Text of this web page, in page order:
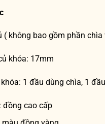
( không bao gồm phần
khóa: 17mm
1 đầu dùng chìa, 1
đồng cao cấp